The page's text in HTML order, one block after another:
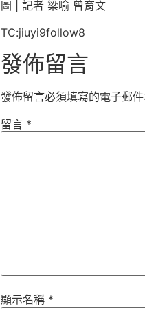
圖 | 記者 梁喻 曾育文
TC:jiuyi9follow8
發佈留言
發佈留言必須填寫的電子郵
留言 *
顯示名稱 *